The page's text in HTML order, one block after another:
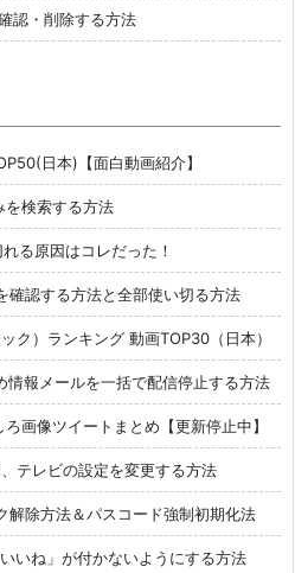
認・削除する方法
日本)【面白動画紹介】
検索する方法
る原因はコレだった！
確認する方法と全部使い切る方法
ク）ランキング 動画TOP30（日本）
報メールを一括で配信停止する方法
画像ツイートまとめ【更新停止中】
テレビの設定を変更する方法
解除方法＆パスコード強制初期化法
いね」が付かないようにする方法